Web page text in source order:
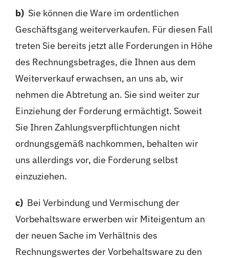
b) Sie können die Ware im ordentlichen
Geschäftsgang weiterverkaufen. Für diesen Fall
treten Sie bereits jetzt alle Forderungen in Höhe
des Rechnungsbetrages, die Ihnen aus dem
Weiterverkauf erwachsen, an uns ab, wir
nehmen die Abtretung an. Sie sind weiter zur
Einziehung der Forderung ermächtigt. Soweit
Sie Ihren Zahlungsverpflichtungen nicht
ordnungsgemäß nachkommen, behalten wir
uns allerdings vor, die Forderung selbst
einzuziehen.
c) Bei Verbindung und Vermischung der
Vorbehaltsware erwerben wir Miteigentum an
der neuen Sache im Verhältnis des
Rechnungswertes der Vorbehaltsware zu den